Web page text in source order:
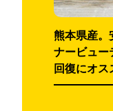
熊本県産。
ナービュー
回復にオ